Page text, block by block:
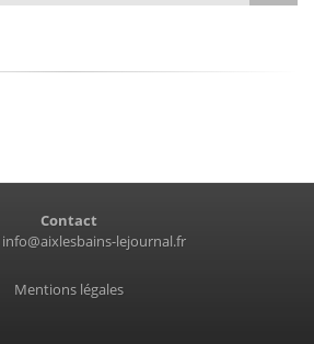
Contact
info@aixlesbains-lejournal.fr
Mentions légales